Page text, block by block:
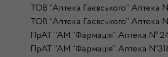
ТОВ “Аптека Гаєвського”
ТОВ “Аптека Гаєвського” Аптека
ПрАТ “АМ “Фармація” Аптека №
ПрАТ “АМ “Фармація” Аптека №318